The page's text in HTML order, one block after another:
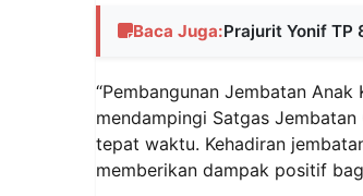
Baca Juga:Prajurit Yonif TP
“Pembangunan Jembatan
mendampingi Satgas
tepat waktu. Kehadiran
memberikan dampak positif